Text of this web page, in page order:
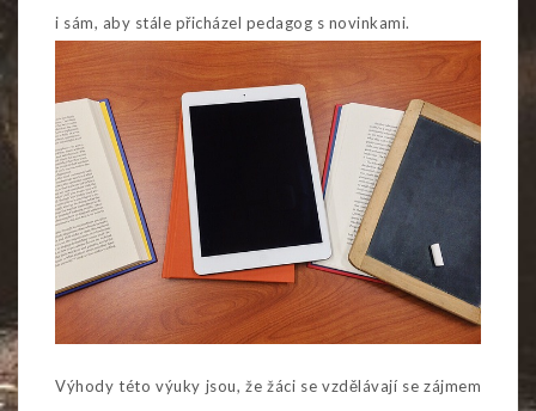
i sám, aby stále přicházel pedagog s novinkami.
Výhody této výuky jsou, že žáci se vzdělávají se zájmem